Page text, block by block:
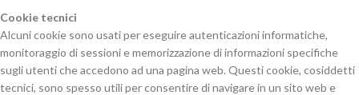
Cookie tecnici
Alcuni cookie sono usati per eseguire autenticazioni informatiche,
monitoraggio di sessioni e memorizzazione di informazioni specifiche
sugli utenti che accedono ad una pagina web. Questi cookie, cosiddetti
tecnici, sono spesso utili per consentire di navigare in un sito web e